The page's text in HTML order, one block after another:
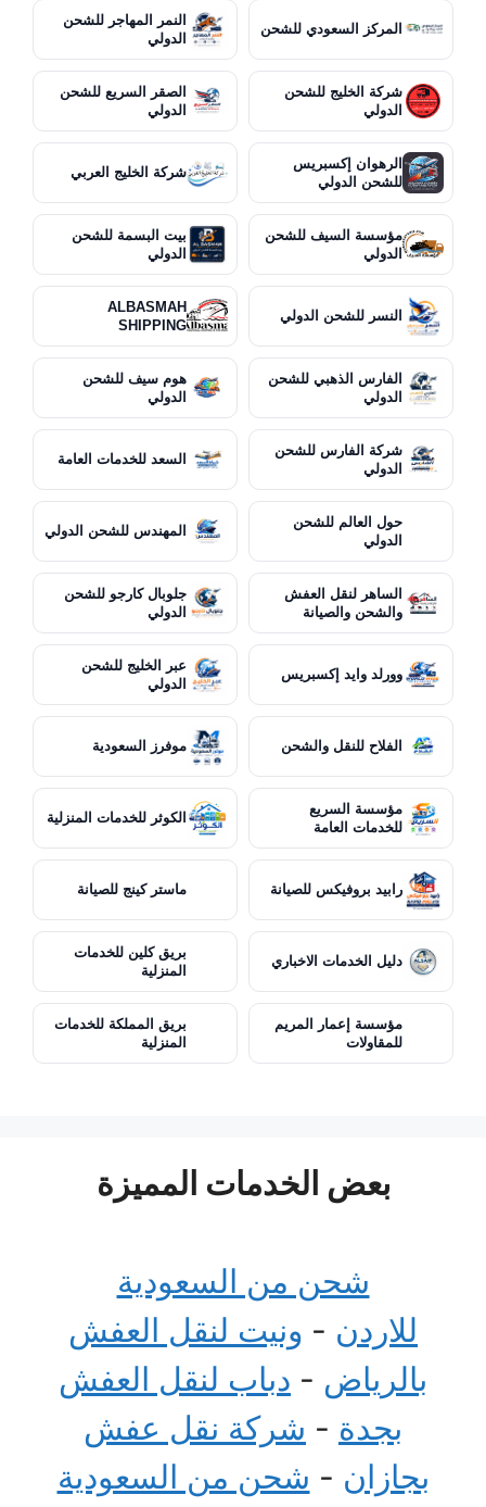
المركز السعودي للشحن
النمر المهاجر للشحن
الدولي
شركة الخليج للشحن
الدولي
الصقر السريع للشحن
الدولي
الرهوان إكسبريس
للشحن الدولي
شركة الخليج العربي
مؤسسة السيف للشحن
الدولي
بيت البسمة للشحن
الدولي
النسر للشحن الدولي
ALBASMAH
SHIPPING
الفارس الذهبي للشحن
الدولي
هوم سيف للشحن
الدولي
شركة الفارس للشحن
الدولي
السعد للخدمات العامة
حول العالم للشحن
الدولي
المهندس للشحن الدولي
الساهر لنقل العفش
والشحن والصيانة
جلوبال كارجو للشحن
الدولي
وورلد وايد إكسبريس
عبر الخليج للشحن
الدولي
الفلاح للنقل والشحن موفرز السعودية
مؤسسة السريع
للخدمات العامة
الكوثر للخدمات المنزلية
رابيد بروفيكس للصيانة ماستر كينج للصيانة
دليل الخدمات الاخباري
بريق كلين للخدمات
المنزلية
مؤسسة إعمار المريم
للمقاولات
بريق المملكة للخدمات
المنزلية
بعض الخدمات المميزة
شحن من السعودية
للاردن - ونيت لنقل العفش
بالرياض - دباب لنقل العفش
بجدة - شركة نقل عفش
بجازان - شحن من السعودية